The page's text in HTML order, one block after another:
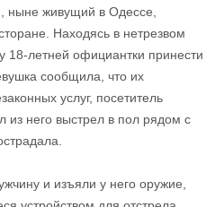
ныне живущий в Одессе,
Находясь в нетрезвом
18-летней официантки принести
сообщила, что их
услуг, посетитель
из него выстрел в пол рядом с
и изъяли у него оружие,